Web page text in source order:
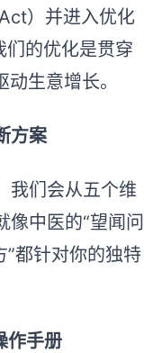
）并进入优化
的优化是贯穿
生意增长。
方案
我们会从五个维
像中医的“望闻问
”都针对你的独特
作手册